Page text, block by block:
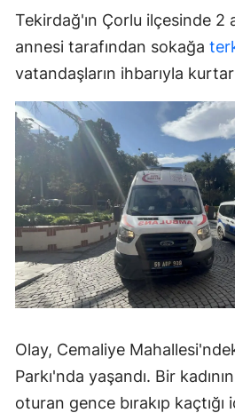
Tekirdağ'ın Çorlu ilçesinde 2
annesi tarafından sokağa
vatandaşların ihbarıyla
Olay, Cemaliye
Parkı'nda yaşandı. Bir
oturan gence bırakıp kaçtığı